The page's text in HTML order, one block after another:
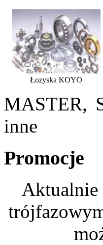
Łozyska KOYO
MASTER,
inne
Promocje
Aktualnie